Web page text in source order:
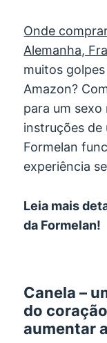
Onde
Alemanha,
muitos
Amazon?
para um sexo
instruções de
Formelan
experiência
Leia mais
da Formelan!
Canela –
do
aumentar